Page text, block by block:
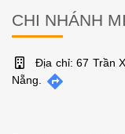
CHI NHÁNH
Địa chỉ: 67 Trần
Nẵng.